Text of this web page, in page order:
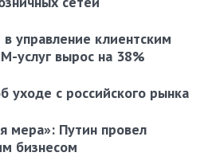
управление клиентским
услуг вырос на 38%
уходе с российского рынка
мера»: Путин провел
бизнесом